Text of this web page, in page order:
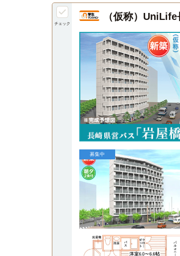
チェック
（仮称）
募集中